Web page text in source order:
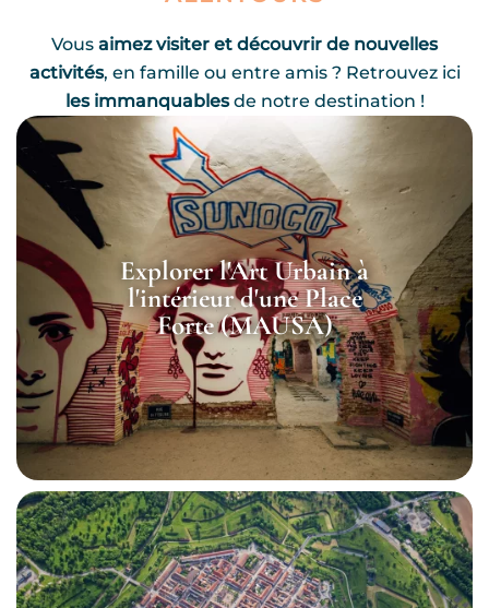
Vous aimez visiter et découvrir de nouvelles
activités, en famille ou entre amis ? Retrouvez ici
les immanquablesde notre destination !
Explorer l'Art Urbain à
l'intérieur d'une Place
Forte (MAUSA)